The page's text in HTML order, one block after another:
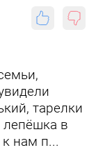
тарелки
лепёшка в
нам п...